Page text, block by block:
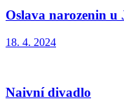
Oslava narozenin u
18. 4. 2024
Naivní divadlo